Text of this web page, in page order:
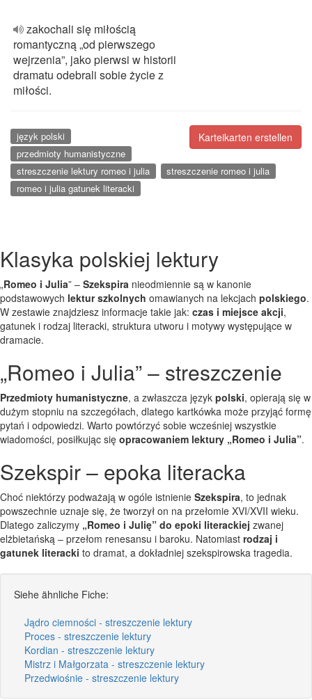
zakochali się miłością
romantyczną „od pierwszego
wejrzenia”, jako pierwsi w historii
dramatu odebrali sobie życie z
miłości.
Karteikarten erstellen
język polski
przedmioty humanistyczne
streszczenie lektury romeo i julia
streszczenie romeo i julia
romeo i julia gatunek literacki
Klasyka polskiej lektury
„Romeo i Julia” – Szekspira nieodmiennie są w kanonie
podstawowych lektur szkolnych omawianych na lekcjach polskiego.
W zestawie znajdziesz informacje takie jak: czas i miejsce akcji,
gatunek i rodzaj literacki, struktura utworu i motywy występujące w
dramacie.
„Romeo i Julia” – streszczenie
Przedmioty humanistyczne, a zwłaszcza język polski, opierają się w
dużym stopniu na szczegółach, dlatego kartkówka może przyjąć formę
pytań i odpowiedzi. Warto powtórzyć sobie wcześniej wszystkie
wiadomości, posiłkując się opracowaniem lektury „Romeo i Julia”.
Szekspir – epoka literacka
Choć niektórzy podważają w ogóle istnienie Szekspira, to jednak
powszechnie uznaje się, że tworzył on na przełomie XVI/XVII wieku.
Dlatego zaliczymy „Romeo i Julię” do epoki literackiej zwanej
elżbietańską – przełom renesansu i baroku. Natomiast rodzaj i
gatunek literacki to dramat, a dokładniej szekspirowska tragedia.
Siehe ähnliche Fiche:
Jądro ciemności - streszczenie lektury
Proces - streszczenie lektury
Kordian - streszczenie lektury
Mistrz i Małgorzata - streszczenie lektury
Przedwiośnie - streszczenie lektury